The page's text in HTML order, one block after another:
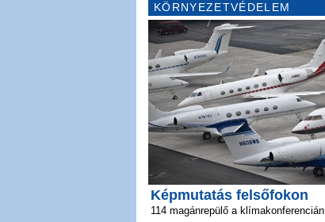
KÖRNYEZETVÉDELEM
Képmutatás felsőfokon
114 magánrepülő a klímakonferencián